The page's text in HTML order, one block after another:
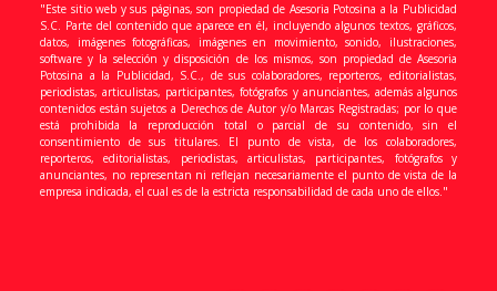
"Este sitio web y sus páginas, son propiedad de Asesoria Potosina a la Publicidad
S.C. Parte del contenido que aparece en él, incluyendo algunos textos, gráficos,
datos, imágenes fotográficas, imágenes en movimiento, sonido, ilustraciones,
software y la selección y disposición de los mismos, son propiedad de Asesoria
Potosina a la Publicidad, S.C., de sus colaboradores, reporteros, editorialistas,
periodistas, articulistas, participantes, fotógrafos y anunciantes, además algunos
contenidos están sujetos a Derechos de Autor y/o Marcas Registradas; por lo que
está prohibida la reproducción total o parcial de su contenido, sin el
consentimiento de sus titulares. El punto de vista, de los colaboradores,
reporteros, editorialistas, periodistas, articulistas, participantes, fotógrafos y
anunciantes, no representan ni reflejan necesariamente el punto de vista de la
empresa indicada, el cual es de la estricta responsabilidad de cada uno de ellos."